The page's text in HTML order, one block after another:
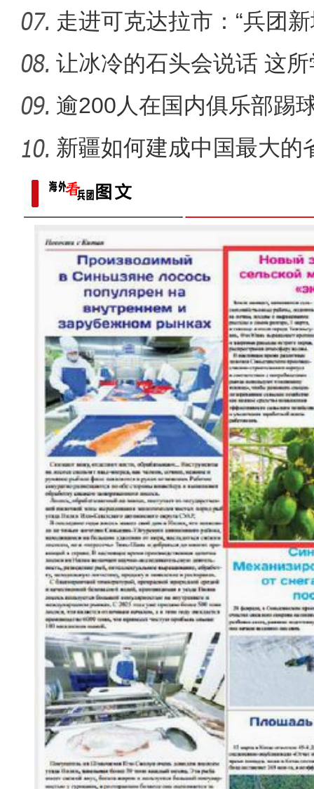
走进可克达拉市：“兵团
起”？
让冰冷的石头会说话 这
成特色名
逾200人在国内俱乐部踢
人才济
新疆如何建成中国最大的